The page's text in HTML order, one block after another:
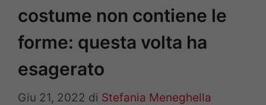
costume non contiene le
forme: questa volta ha
esagerato
Giu 21, 2022 di Stefania Meneghella